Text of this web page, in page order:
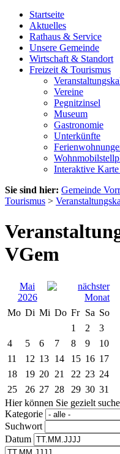
Startseite
Aktuelles
Rathaus & Service
Unsere Gemeinde
Wirtschaft & Standort
Freizeit & Tourismus
Vereine
Pegnitzinsel
Museum
Gastronomie
Unterkünfte
Interaktive
Sie sind hier: Gemeinde
Tourismus >
VGem
Mai
2026
Mo Di Mi Do Fr Sa So
1
2
3
4
5 6 7 8 9
10
11
12 13 14 15 16 17
18
19 20 21 22 23 24
25
26 27 28 29 30 31
Hier können Sie gezielt
Kategorie
Suchwort
Datum